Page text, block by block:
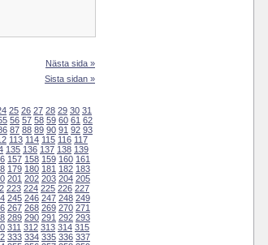
Nästa sida »
Sista sidan »
25 26 27 28 29 30 31
56 57 58 59 60 61 62
87 88 89 90 91 92 93
113 114 115 116 117
135 136 137 138 139
157 158 159 160 161
179 180 181 182 183
201 202 203 204 205
223 224 225 226 227
245 246 247 248 249
267 268 269 270 271
289 290 291 292 293
311 312 313 314 315
333 334 335 336 337